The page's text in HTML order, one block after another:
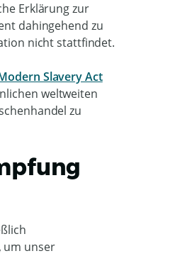
Erklärung zur
dahingehend zu
nicht stattfindet.
Slavery Act
weltweiten
zu
um unser